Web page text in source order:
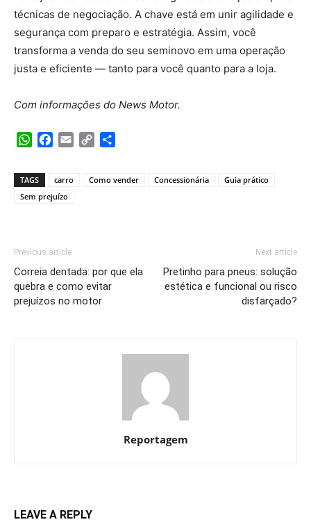
técnicas de negociação. A chave está em unir agilidade e
segurança com preparo e estratégia. Assim, você
transforma a venda do seu seminovo em uma operação
justa e eficiente — tanto para você quanto para a loja.
Com informações do News Motor.
WhatsApp
Facebook
Email Copy
TAGS carro Como vender Concessionária
Guia prático
Sem prejuízo
Previous article
Correia dentada: por que ela
quebra e como evitar
prejuízos no motor
Next article
Pretinho para pneus: solução
estética e funcional ou risco
disfarçado?
Reportagem
LEAVE A REPLY